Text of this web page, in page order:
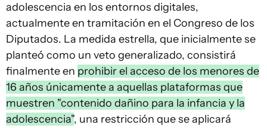
adolescencia en los entornos digitales,
actualmente en tramitación en el Congreso de los
Diputados. La medida estrella, que inicialmente se
planteó como un veto generalizado, consistirá
finalmente en prohibir el acceso de los menores de
16 años únicamente a aquellas plataformas que
muestren "contenido dañino para la infancia y la
adolescencia", una restricción que se aplicará